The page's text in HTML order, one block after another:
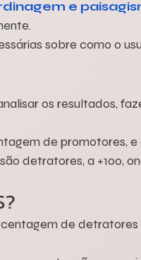
e
sobre como o
os resultados,
de promotores, e
detratores, a +100,
de detratores